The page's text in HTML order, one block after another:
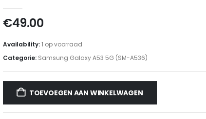
€49.00
Availability:1 op voorraad
Categorie: Samsung Galaxy A53 5G (SM-A536)
TOEVOEGEN AAN WINKELWAGEN